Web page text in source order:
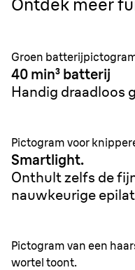
Ontdek meer
Groen
40 min³ batterij
Handig draadloos
Pictogram voor
Smartlight.
Onthult zelfs de
nauwkeurige
Pictogram van een
wortel toont.